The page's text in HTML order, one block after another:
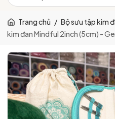
Trang chủ / Bộ sưu tập kim
kim đan Mindful 2inch (5cm) -